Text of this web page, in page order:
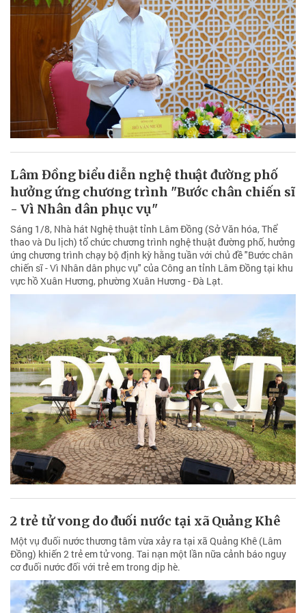
Lâm Đồng biểu diễn nghệ thuật đường phố
hưởng ứng chương trình "Bước chân chiến sĩ
- Vì Nhân dân phục vụ"
Sáng 1/8, Nhà hát Nghệ thuật tỉnh Lâm Đồng (Sở Văn hóa, Thể
thao và Du lịch) tổ chức chương trình nghệ thuật đường phố, hưởng
ứng chương trình chạy bộ định kỳ hằng tuần với chủ đề "Bước chân
chiến sĩ - Vì Nhân dân phục vụ" của Công an tỉnh Lâm Đồng tại khu
vực hồ Xuân Hương, phường Xuân Hương - Đà Lạt.
2 trẻ tử vong do đuối nước tại xã Quảng Khê
Một vụ đuối nước thương tâm vừa xảy ra tại xã Quảng Khê (Lâm
Đồng) khiến 2 trẻ em tử vong. Tai nạn một lần nữa cảnh báo nguy
cơ đuối nước đối với trẻ em trong dịp hè.